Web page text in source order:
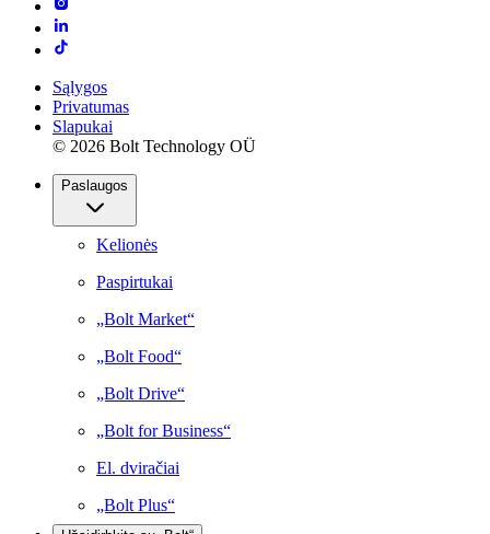
Sąlygos
Privatumas
Slapukai
© 2026 Bolt Technology OÜ
Paslaugos
Kelionės
Paspirtukai
„Bolt Market“
„Bolt Food“
„Bolt Drive“
„Bolt for Business“
El. dviračiai
„Bolt Plus“